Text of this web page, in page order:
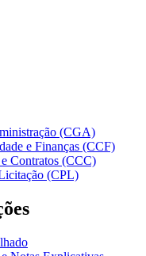
(CGA)
e Finanças (CCF)
Contratos (CCC)
(CPL)